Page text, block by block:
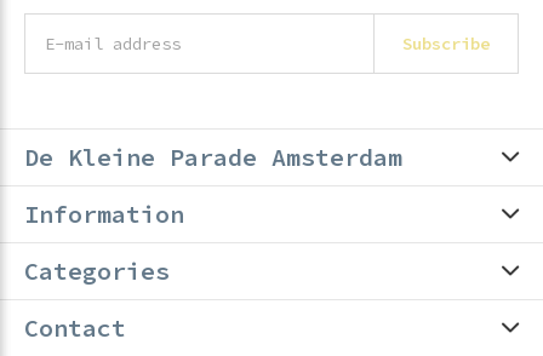
Subscribe
De Kleine Parade Amsterdam
Information
Categories
Contact